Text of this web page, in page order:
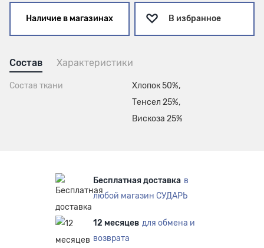
Наличие в магазинах В избранное
Состав Характеристики
Состав ткани
Хлопок 50%,
Тенсел 25%,
Вискоза 25%
Бесплатная доставка в
любой магазин СУДАРЬ
12 месяцев для обмена и
возврата